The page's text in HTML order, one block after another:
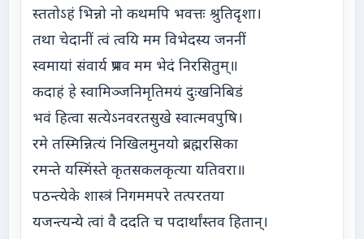
स्ततोऽहं भिन्नो नो कथमपि भवत्तः श्रुतिदृशा।
तथा चेदानीं त्वं त्वयि मम विभेदस्य जननीं
स्वमायां संवार्य प्रभव मम भेदं निरसितुम्॥
कदाहं हे स्वामिञ्जनिमृतिमयं दुःखनिबिडं
भवं हित्वा सत्येऽनवरतसुखे स्वात्मवपुषि।
रमे तस्मिन्नित्यं निखिलमुनयो ब्रह्मरसिका
रमन्ते यस्मिंस्ते कृतसकलकृत्या यतिवरा॥
पठन्त्येके शास्त्रं निगममपरे तत्परतया
यजन्त्यन्ये त्वां वै ददति च पदार्थांस्तव हितान्।